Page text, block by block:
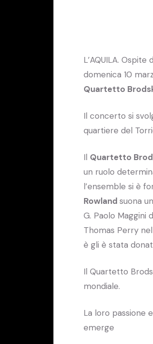
L’AQUILA.
domenica 10
Quartetto
Il concerto si
quartiere del
Il Quartetto
un ruolo
l’ensemble si è
Rowland suona
G. Paolo Maggini
Thomas Perry nel
è gli è stata
Il Quartetto
mondiale.
La loro passione
emerge